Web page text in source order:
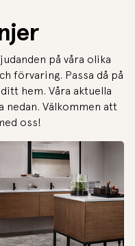
på våra olika
förvaring. Passa då på
hem. Våra aktuella
nedan. Välkommen att
oss!